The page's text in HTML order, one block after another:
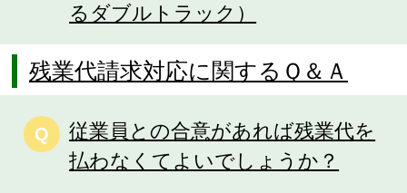
るダブルトラック）
残業代請求対応に関するＱ＆Ａ
Q
従業員との合意があれば残業代を
払わなくてよいでしょうか？